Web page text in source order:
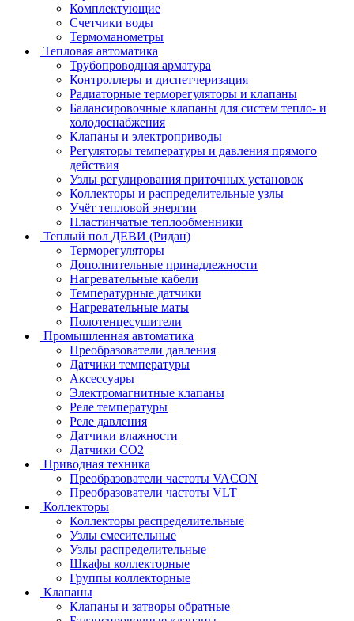
Комплектующие
Счетчики воды
Термоманометры
Тепловая автоматика
Трубопроводная арматура
Контроллеры и диспетчеризация
Радиаторные терморегуляторы и клапаны
Балансировочные клапаны для систем тепло- и
холодоснабжения
Клапаны и электроприводы
Регуляторы температуры и давления прямого
действия
Узлы регулирования приточных установок
Коллекторы и распределительные узлы
Учёт тепловой энергии
Пластинчатые теплообменники
Теплый пол ДЕВИ (Ридан)
Терморегуляторы
Дополнительные принадлежности
Нагревательные кабели
Температурные датчики
Нагревательные маты
Полотенцесушители
Промышленная автоматика
Преобразователи давления
Датчики температуры
Аксессуары
Электромагнитные клапаны
Реле температуры
Реле давления
Датчики влажности
Датчики CO2
Приводная техника
Преобразователи частоты VACON
Преобразователи частоты VLT
Коллекторы
Коллекторы распределительные
Узлы смесительные
Узлы распределительные
Шкафы коллекторные
Группы коллекторные
Клапаны
Клапаны и затворы обратные